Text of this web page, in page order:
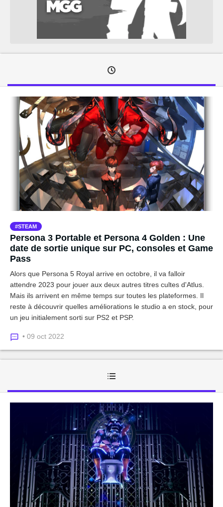
STEAM
Persona 3 Portable et Persona 4 Golden : Une
date de sortie unique sur PC, consoles et Game
Pass
Alors que Persona 5 Royal arrive en octobre, il va falloir
attendre 2023 pour jouer aux deux autres titres cultes d'Atlus.
Mais ils arrivent en même temps sur toutes les plateformes. Il
reste à découvrir quelles améliorations le studio a en stock, pour
un jeu initialement sorti sur PS2 et PSP.
• 09 oct 2022